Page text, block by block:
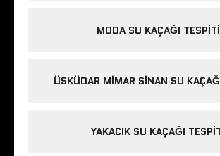
MODA SU KAÇAĞI TESPITI
ÜSKÜDAR MIMAR SINAN SU
YAKACIK SU KAÇAĞI